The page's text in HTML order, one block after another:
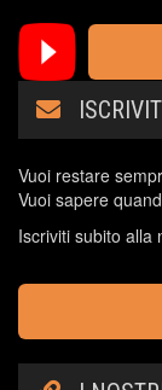
Vuoi restare
Vuoi sapere
Iscriviti subito alla